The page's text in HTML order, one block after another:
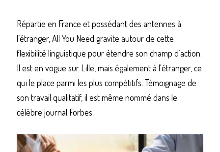
Répartie en France et possédant des antennes à
l’étranger, All You Need gravite autour de cette
flexibilité linguistique pour étendre son champ d’action.
Il est en vogue sur Lille, mais également à l'étranger, ce
qui le place parmi les plus compétitifs. Témoignage de
son travail qualitatif, il est même nommé dans le
célèbre journal Forbes.